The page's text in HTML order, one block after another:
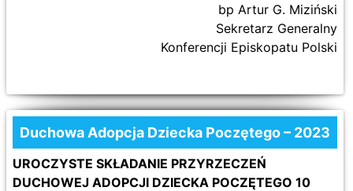
bp Artur G. Miziński
Sekretarz Generalny
Konferencji Episkopatu Polski
Duchowa Adopcja Dziecka Poczętego – 2023
UROCZYSTE SKŁADANIE PRZYRZECZEŃ
DUCHOWEJ ADOPCJI DZIECKA POCZĘTEGO 10